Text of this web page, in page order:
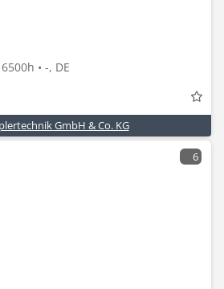
• -, DE
GmbH & Co. KG
6